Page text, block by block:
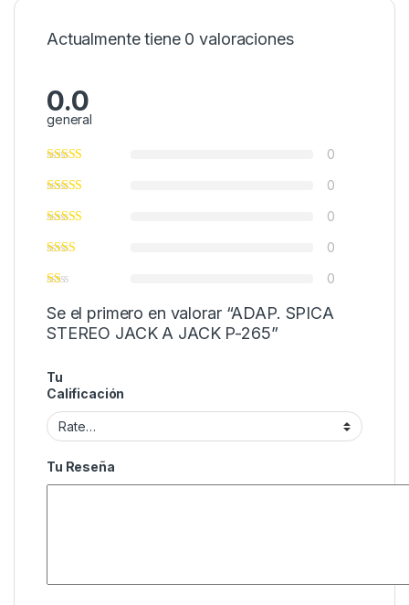
Actualmente tiene 0 valoraciones
0.0
general
0
0
0
0
0
Se el primero en valorar “ADAP. SPICA
STEREO JACK A JACK P-265”
Tu
Calificación
Tu Reseña